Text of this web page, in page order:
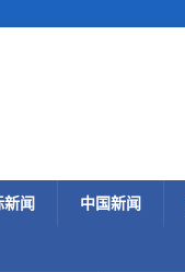
新闻 中国新闻